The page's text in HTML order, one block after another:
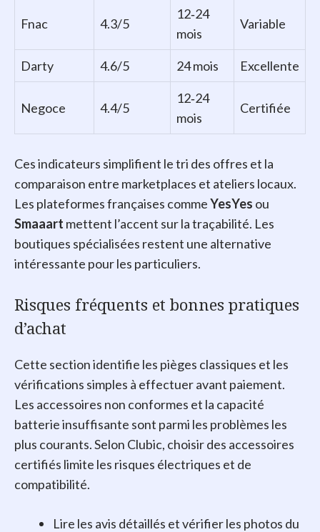
Fnac 4.3/5
12‑24
mois
Variable
Darty 4.6/5 24 mois Excellente
Negoce 4.4/5
12‑24
mois
Certifiée
Ces indicateurs simplifient le tri des offres et la
comparaison entre marketplaces et ateliers locaux.
Les plateformes françaises commeYesYes ou
Smaaart mettent l’accent sur la traçabilité. Les
boutiques spécialisées restent une alternative
intéressante pour les particuliers.
Risques fréquents et bonnes pratiques
d’achat
Cette section identifie les pièges classiques et les
vérifications simples à effectuer avant paiement.
Les accessoires non conformes et la capacité
batterie insuffisante sont parmi les problèmes les
plus courants. Selon Clubic, choisir des accessoires
certifiés limite les risques électriques et de
compatibilité.
Lire les avis détaillés et vérifier les photos du